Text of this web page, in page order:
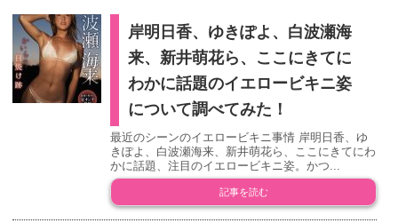
岸明日香、ゆきぽよ、白波瀬海
来、新井萌花ら、ここにきてに
わかに話題のイエロービキニ姿
について調べてみた！
最近のシーンのイエロービキニ事情 岸明日香、ゆ
きぽよ、白波瀬海来、新井萌花ら、ここにきてにわ
かに話題、注目のイエロービキニ姿。かつ...
記事を読む